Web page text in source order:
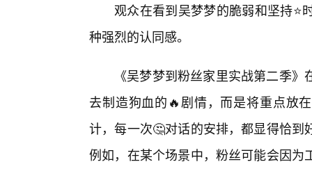
观众在看到吴梦梦的脆弱和坚持
种强烈的认同感。
《吴梦梦到粉丝家里实战第二季
去制造狗血的🔥剧情，而是将重点放
计，每一次🤔对话的安排，都显得恰
例如，在某个场景中，粉丝可能会因